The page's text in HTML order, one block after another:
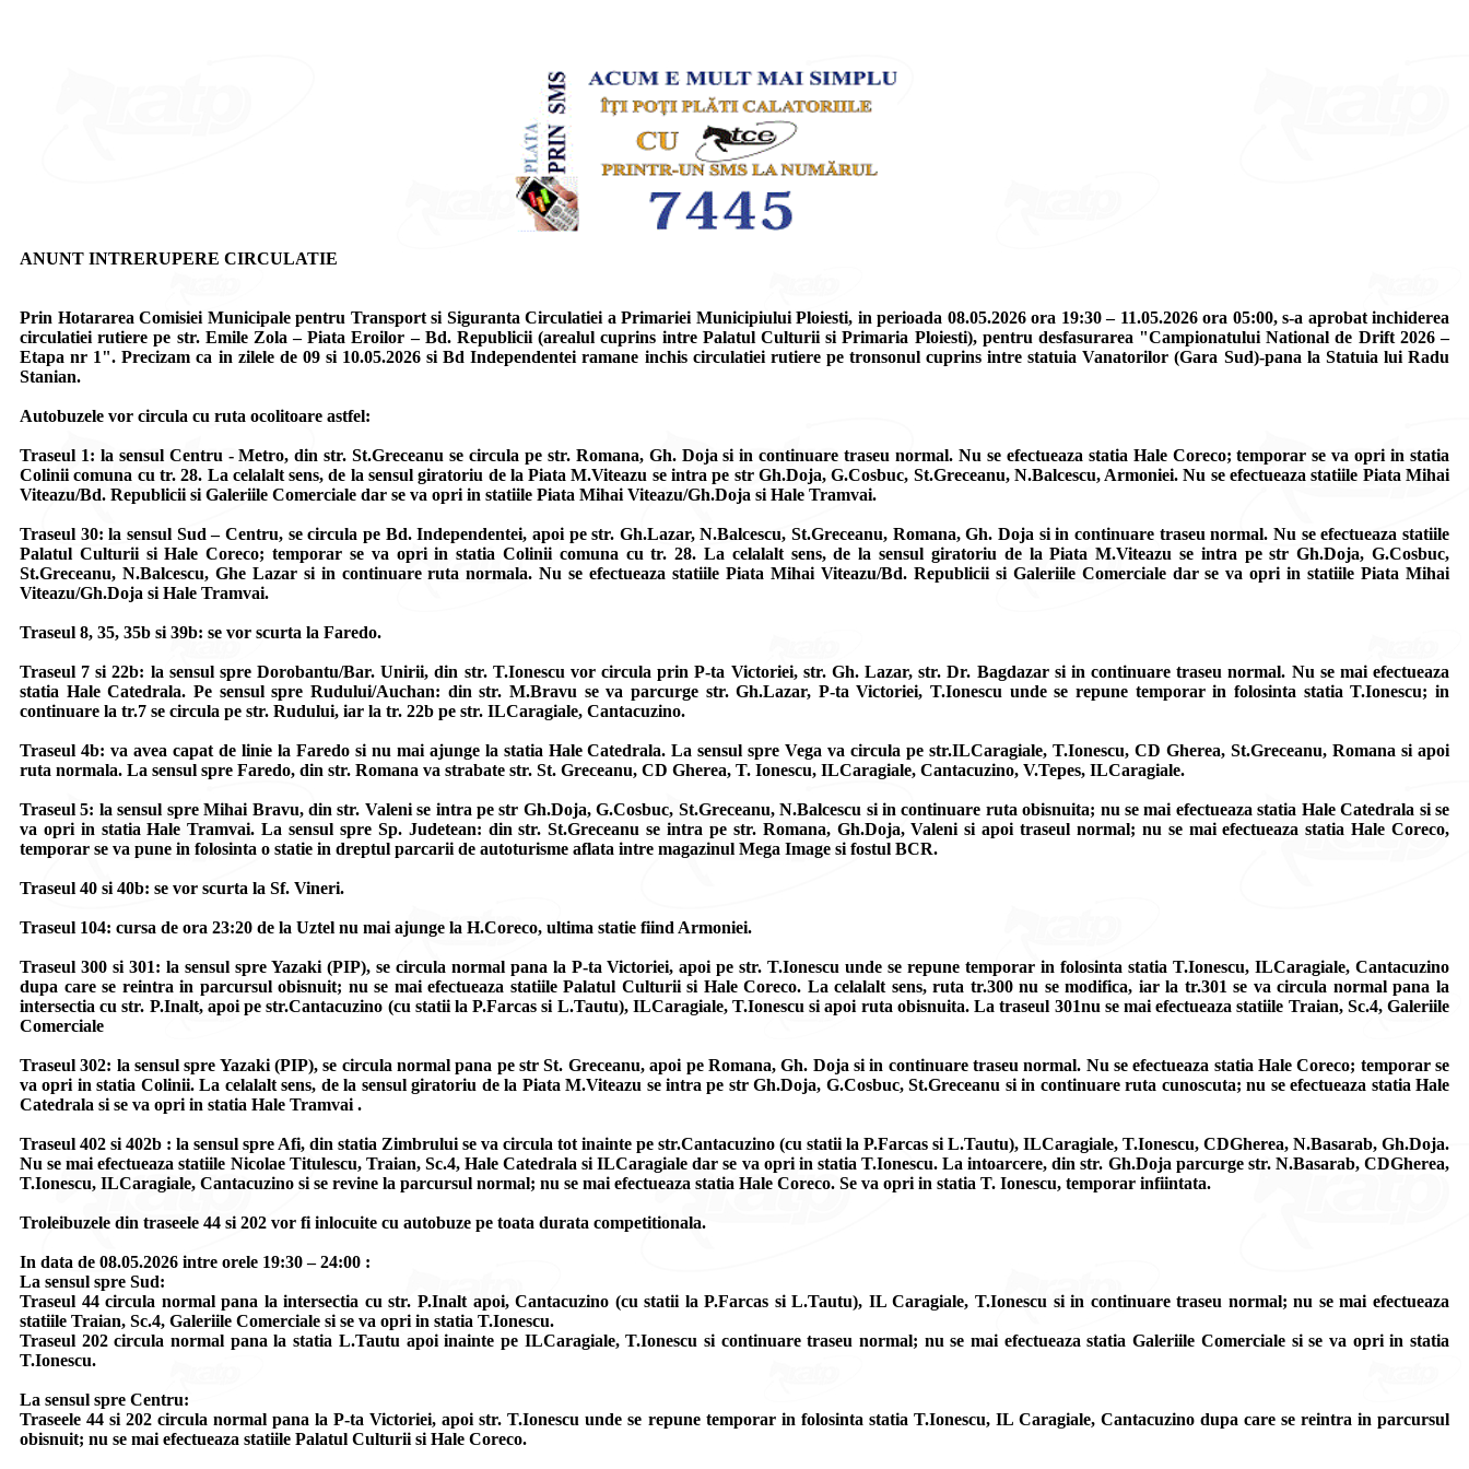
ANUNT INTRERUPERE CIRCULATIE
Prin Hotararea Comisiei Municipale pentru Transport si Siguranta Circulatiei a Primariei Municipiului Ploiesti, in perioada 08.05.2026 ora 19:30 – 11.05.2026 ora 05:00, s-a aprobat inchiderea
circulatiei rutiere pe str. Emile Zola – Piata Eroilor – Bd. Republicii (arealul cuprins intre Palatul Culturii si Primaria Ploiesti), pentru desfasurarea "Campionatului National de Drift 2026 –
Etapa nr 1". Precizam ca in zilele de 09 si 10.05.2026 si Bd Independentei ramane inchis circulatiei rutiere pe tronsonul cuprins intre statuia Vanatorilor (Gara Sud)-pana la Statuia lui Radu
Stanian.
Autobuzele vor circula cu ruta ocolitoare astfel:
Traseul 1: la sensul Centru - Metro, din str. St.Greceanu se circula pe str. Romana, Gh. Doja si in continuare traseu normal. Nu se efectueaza statia Hale Coreco; temporar se va opri in statia
Colinii comuna cu tr. 28. La celalalt sens, de la sensul giratoriu de la Piata M.Viteazu se intra pe str Gh.Doja, G.Cosbuc, St.Greceanu, N.Balcescu, Armoniei. Nu se efectueaza statiile Piata Mihai
Viteazu/Bd. Republicii si Galeriile Comerciale dar se va opri in statiile Piata Mihai Viteazu/Gh.Doja si Hale Tramvai.
Traseul 30: la sensul Sud – Centru, se circula pe Bd. Independentei, apoi pe str. Gh.Lazar, N.Balcescu, St.Greceanu, Romana, Gh. Doja si in continuare traseu normal. Nu se efectueaza statiile
Palatul Culturii si Hale Coreco; temporar se va opri in statia Colinii comuna cu tr. 28. La celalalt sens, de la sensul giratoriu de la Piata M.Viteazu se intra pe str Gh.Doja, G.Cosbuc,
St.Greceanu, N.Balcescu, Ghe Lazar si in continuare ruta normala. Nu se efectueaza statiile Piata Mihai Viteazu/Bd. Republicii si Galeriile Comerciale dar se va opri in statiile Piata Mihai
Viteazu/Gh.Doja si Hale Tramvai.
Traseul 8, 35, 35b si 39b: se vor scurta la Faredo.
Traseul 7 si 22b: la sensul spre Dorobantu/Bar. Unirii, din str. T.Ionescu vor circula prin P-ta Victoriei, str. Gh. Lazar, str. Dr. Bagdazar si in continuare traseu normal. Nu se mai efectueaza
statia Hale Catedrala. Pe sensul spre Rudului/Auchan: din str. M.Bravu se va parcurge str. Gh.Lazar, P-ta Victoriei, T.Ionescu unde se repune temporar in folosinta statia T.Ionescu; in
continuare la tr.7 se circula pe str. Rudului, iar la tr. 22b pe str. ILCaragiale, Cantacuzino.
Traseul 4b: va avea capat de linie la Faredo si nu mai ajunge la statia Hale Catedrala. La sensul spre Vega va circula pe str.ILCaragiale, T.Ionescu, CD Gherea, St.Greceanu, Romana si apoi
ruta normala. La sensul spre Faredo, din str. Romana va strabate str. St. Greceanu, CD Gherea, T. Ionescu, ILCaragiale, Cantacuzino, V.Tepes, ILCaragiale.
Traseul 5: la sensul spre Mihai Bravu, din str. Valeni se intra pe str Gh.Doja, G.Cosbuc, St.Greceanu, N.Balcescu si in continuare ruta obisnuita; nu se mai efectueaza statia Hale Catedrala si se
va opri in statia Hale Tramvai. La sensul spre Sp. Judetean: din str. St.Greceanu se intra pe str. Romana, Gh.Doja, Valeni si apoi traseul normal; nu se mai efectueaza statia Hale Coreco,
temporar se va pune in folosinta o statie in dreptul parcarii de autoturisme aflata intre magazinul Mega Image si fostul BCR.
Traseul 40 si 40b: se vor scurta la Sf. Vineri.
Traseul 104: cursa de ora 23:20 de la Uztel nu mai ajunge la H.Coreco, ultima statie fiind Armoniei.
Traseul 300 si 301: la sensul spre Yazaki (PIP), se circula normal pana la P-ta Victoriei, apoi pe str. T.Ionescu unde se repune temporar in folosinta statia T.Ionescu, ILCaragiale, Cantacuzino
dupa care se reintra in parcursul obisnuit; nu se mai efectueaza statiile Palatul Culturii si Hale Coreco. La celalalt sens, ruta tr.300 nu se modifica, iar la tr.301 se va circula normal pana la
intersectia cu str. P.Inalt, apoi pe str.Cantacuzino (cu statii la P.Farcas si L.Tautu), ILCaragiale, T.Ionescu si apoi ruta obisnuita. La traseul 301nu se mai efectueaza statiile Traian, Sc.4, Galeriile
Comerciale
Traseul 302: la sensul spre Yazaki (PIP), se circula normal pana pe str St. Greceanu, apoi pe Romana, Gh. Doja si in continuare traseu normal. Nu se efectueaza statia Hale Coreco; temporar se
va opri in statia Colinii. La celalalt sens, de la sensul giratoriu de la Piata M.Viteazu se intra pe str Gh.Doja, G.Cosbuc, St.Greceanu si in continuare ruta cunoscuta; nu se efectueaza statia Hale
Catedrala si se va opri in statia Hale Tramvai .
Traseul 402 si 402b : la sensul spre Afi, din statia Zimbrului se va circula tot inainte pe str.Cantacuzino (cu statii la P.Farcas si L.Tautu), ILCaragiale, T.Ionescu, CDGherea, N.Basarab, Gh.Doja.
Nu se mai efectueaza statiile Nicolae Titulescu, Traian, Sc.4, Hale Catedrala si ILCaragiale dar se va opri in statia T.Ionescu. La intoarcere, din str. Gh.Doja parcurge str. N.Basarab, CDGherea,
T.Ionescu, ILCaragiale, Cantacuzino si se revine la parcursul normal; nu se mai efectueaza statia Hale Coreco. Se va opri in statia T. Ionescu, temporar infiintata.
Troleibuzele din traseele 44 si 202 vor fi inlocuite cu autobuze pe toata durata competitionala.
In data de 08.05.2026 intre orele 19:30 – 24:00 :
La sensul spre Sud:
Traseul 44 circula normal pana la intersectia cu str. P.Inalt apoi, Cantacuzino (cu statii la P.Farcas si L.Tautu), IL Caragiale, T.Ionescu si in continuare traseu normal; nu se mai efectueaza
statiile Traian, Sc.4, Galeriile Comerciale si se va opri in statia T.Ionescu.
Traseul 202 circula normal pana la statia L.Tautu apoi inainte pe ILCaragiale, T.Ionescu si continuare traseu normal; nu se mai efectueaza statia Galeriile Comerciale si se va opri in statia
T.Ionescu.
La sensul spre Centru:
Traseele 44 si 202 circula normal pana la P-ta Victoriei, apoi str. T.Ionescu unde se repune temporar in folosinta statia T.Ionescu, IL Caragiale, Cantacuzino dupa care se reintra in parcursul
obisnuit; nu se mai efectueaza statiile Palatul Culturii si Hale Coreco.